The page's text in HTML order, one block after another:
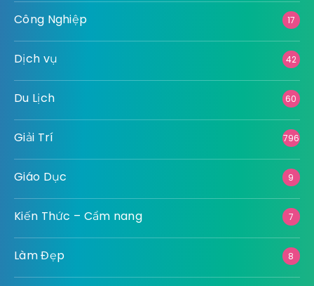
Công Nghiệp 17
Dịch vụ 42
Du Lịch 60
Giải Trí 796
Giáo Dục 9
Kiến Thức – Cẩm nang 7
Làm Đẹp 8